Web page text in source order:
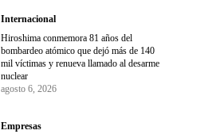
Internacional
Hiroshima conmemora 81 años del
bombardeo atómico que dejó más de 140
mil víctimas y renueva llamado al desarme
nuclear
agosto 6, 2026
Empresas